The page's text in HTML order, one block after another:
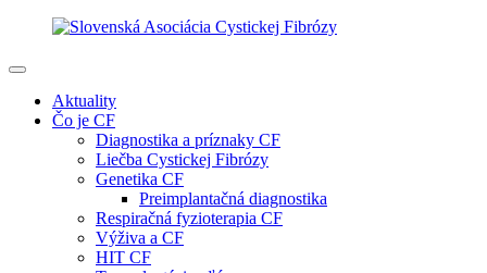
Aktuality
Čo je CF
Diagnostika a príznaky CF
Liečba Cystickej Fibrózy
Genetika CF
Preimplantačná diagnostika
Respiračná fyzioterapia CF
Výživa a CF
HIT CF